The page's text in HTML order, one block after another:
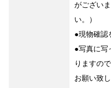
がござい
い。）
●現物確認
●写真に写
りますの
お願い致し